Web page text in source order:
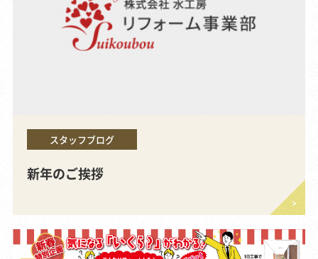
スタッフブログ
新年のご挨拶